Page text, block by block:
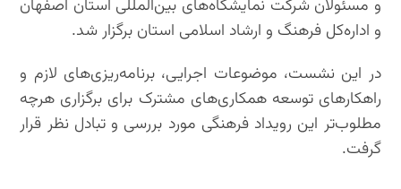
و مسئولان شرکت نمایشگاه‌های بین‌المللی استان اصفهان
و اداره‌کل فرهنگ و ارشاد اسلامی استان برگزار شد.
در این نشست، موضوعات اجرایی، برنامه‌ریزی‌های لازم و
راهکارهای توسعه همکاری‌های مشترک برای برگزاری هرچه
مطلوب‌تر این رویداد فرهنگی مورد بررسی و تبادل نظر قرار
گرفت.